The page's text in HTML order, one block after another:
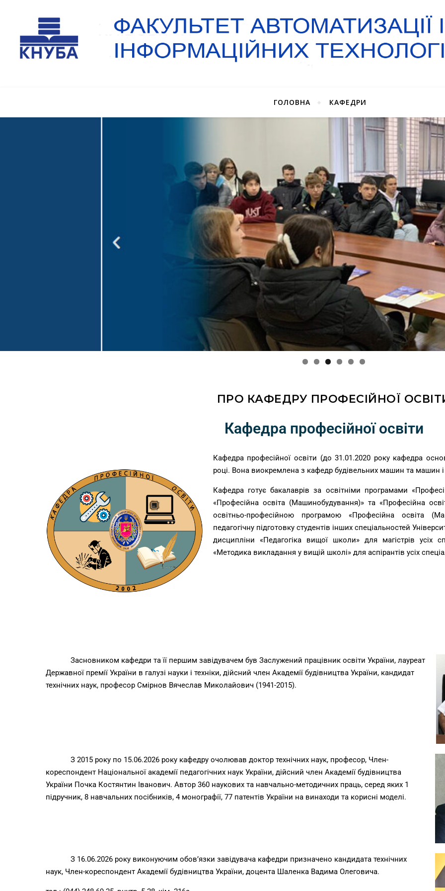
ГОЛОВНА КАФЕДРИ
ПРО КАФЕДРУ ПРОФЕСІЙНОЇ
Кафедра професійної освіти
Кафедра професійної освіти (до 31.01.2020 року кафедра
році. Вона виокремлена з кафедр будівельних машин та машин і
Кафедра готує бакалаврів за освітніми програмами
«Професійна освіта (Машинобудування)» та «Професійна
освітньо-професійною програмою «Професійна освіта
педагогічну підготовку студентів інших спеціальностей
дисципліни «Педагогіка вищої школи» для магістрів усіх
«Методика викладання у вищій школі» для аспірантів усіх
Засновником кафедри та її першим завідувачем був Заслужений працівник освіти України, лауреат
Державної премії України в галузі науки і техніки, дійсний член Академії будівництва України, кандидат
технічних наук, професор Смірнов Вячеслав Миколайович (1941-2015).
З 2015 року по 15.06.2026 року кафедру очолював доктор технічних наук, професор, Член-
кореспондент Національної академії педагогічних наук України, дійсний член Академії будівництва
України Почка Костянтин Іванович. Автор 360 наукових та навчально-методичних праць, серед яких 1
підручник, 8 навчальних посібників, 4 монографії, 77 патентів України на винаходи та корисні моделі.
З 16.06.2026 року виконуючим обов’язки завідувача кафедри призначено кандидата технічних
наук, Член-кореспондент Академії будівництва України, доцента Шаленка Вадима Олеговича.